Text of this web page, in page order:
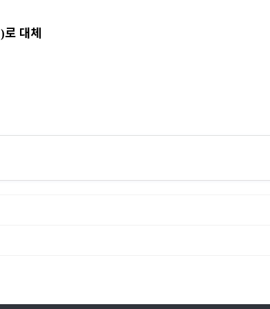
)로 대체